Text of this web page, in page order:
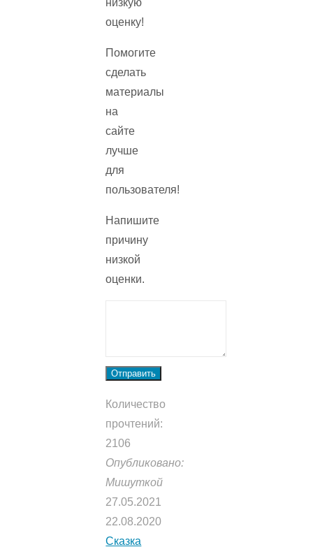
оценку!
Помогите
сделать
материалы
на
сайте
лучше
для
пользователя!
Напишите
причину
низкой
оценки.
Отправить
Количество
прочтений:
2106
Опубликовано:
Мишуткой
27.05.2021
22.08.2020
Сказка